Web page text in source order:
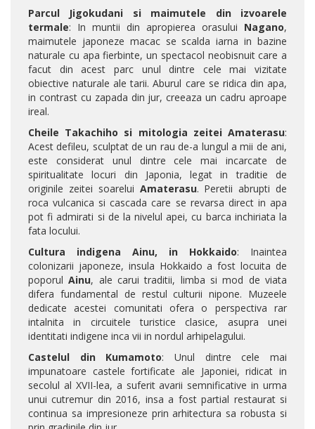
Parcul Jigokudani si maimutele din izvoarele
termale: In muntii din apropierea orasului Nagano,
maimutele japoneze macac se scalda iarna in bazine
naturale cu apa fierbinte, un spectacol neobisnuit care a
facut din acest parc unul dintre cele mai vizitate
obiective naturale ale tarii. Aburul care se ridica din apa,
in contrast cu zapada din jur, creeaza un cadru aproape
ireal.
Cheile Takachiho si mitologia zeitei Amaterasu:
Acest defileu, sculptat de un rau de-a lungul a mii de ani,
este considerat unul dintre cele mai incarcate de
spiritualitate locuri din Japonia, legat in traditie de
originile zeitei soarelui Amaterasu. Peretii abrupti de
roca vulcanica si cascada care se revarsa direct in apa
pot fi admirati si de la nivelul apei, cu barca inchiriata la
fata locului.
Cultura indigena Ainu, in Hokkaido: Inaintea
colonizarii japoneze, insula Hokkaido a fost locuita de
poporulAinu, ale carui traditii, limba si mod de viata
difera fundamental de restul culturii nipone. Muzeele
dedicate acestei comunitati ofera o perspectiva rar
intalnita in circuitele turistice clasice, asupra unei
identitati indigene inca vii in nordul arhipelagului.
Castelul din Kumamoto: Unul dintre cele mai
impunatoare castele fortificate ale Japoniei, ridicat in
secolul al XVII-lea, a suferit avarii semnificative in urma
unui cutremur din 2016, insa a fost partial restaurat si
continua sa impresioneze prin arhitectura sa robusta si